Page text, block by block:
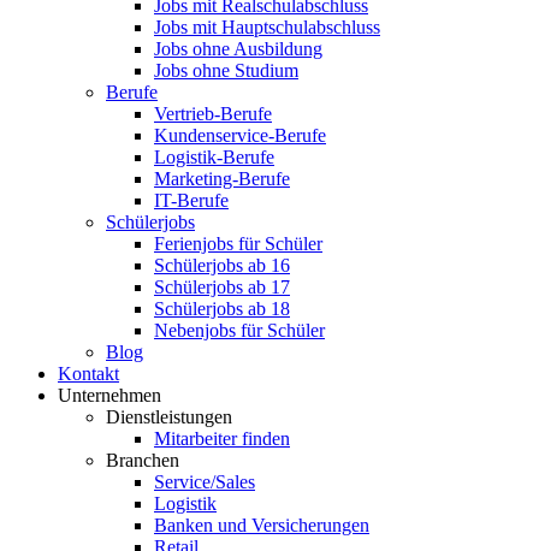
Jobs mit Realschulabschluss
Jobs mit Hauptschulabschluss
Jobs ohne Ausbildung
Jobs ohne Studium
Berufe
Vertrieb-Berufe
Kundenservice-Berufe
Logistik-Berufe
Marketing-Berufe
IT-Berufe
Schülerjobs
Ferienjobs für Schüler
Schülerjobs ab 16
Schülerjobs ab 17
Schülerjobs ab 18
Nebenjobs für Schüler
Blog
Kontakt
Unternehmen
Dienstleistungen
Mitarbeiter finden
Branchen
Service/Sales
Logistik
Banken und Versicherungen
Retail